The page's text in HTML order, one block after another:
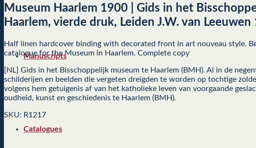
Manuscripts
Catalogues
Museum Haarlem 1900 | Gids in het
Haarlem, vierde druk, Leiden J.W. van
Half linen hardcover binding with decorated front in art nouveau style.
catalogue for the Museum in Haarlem. Complete copy
[NL] Gids in het Bisschoppelijk museum te Haarlem (BMH). Al in de
schilderijen en beelden die vergeten dreigden te worden op tochtige
volgens hem getuigenis af van het katholieke leven van voorgaande
oudheid, kunst en geschiedenis te Haarlem (BMH).
SKU: R1217